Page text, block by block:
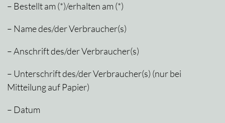
– Bestellt am (*)/erhalten am (*)
– Name des/der Verbraucher(s)
– Anschrift des/der Verbraucher(s)
– Unterschrift des/der Verbraucher(s) (nur bei
Mitteilung auf Papier)
– Datum